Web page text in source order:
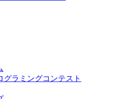
グラミングコンテスト